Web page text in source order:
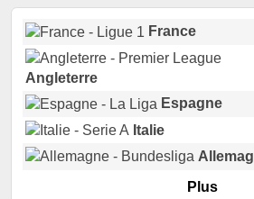
France
Angleterre
Espagne
Italie
Portugal
Plus